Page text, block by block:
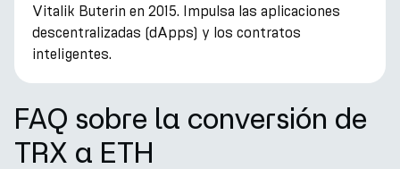
Vitalik Buterin en 2015. Impulsa las aplicaciones
descentralizadas (dApps) y los contratos
inteligentes.
FAQ sobre la conversión de
TRX a ETH